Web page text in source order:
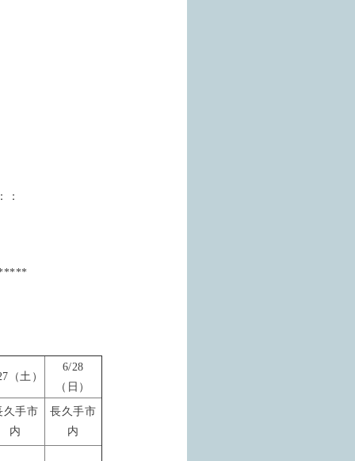
：
（土）
6/28
（日）
久手市
内
長久手市
内